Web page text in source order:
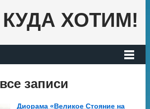
ХОТИМ!
записи
Диорама «Великое Стояние на